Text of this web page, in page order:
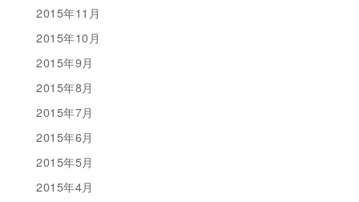
2015年11月
2015年10月
2015年9月
2015年8月
2015年7月
2015年6月
2015年5月
2015年4月